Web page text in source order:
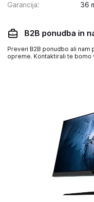
Garancija: 36
B2B ponudba in
Preveri B2B ponudbo ali
opreme. Kontaktirali te bomo